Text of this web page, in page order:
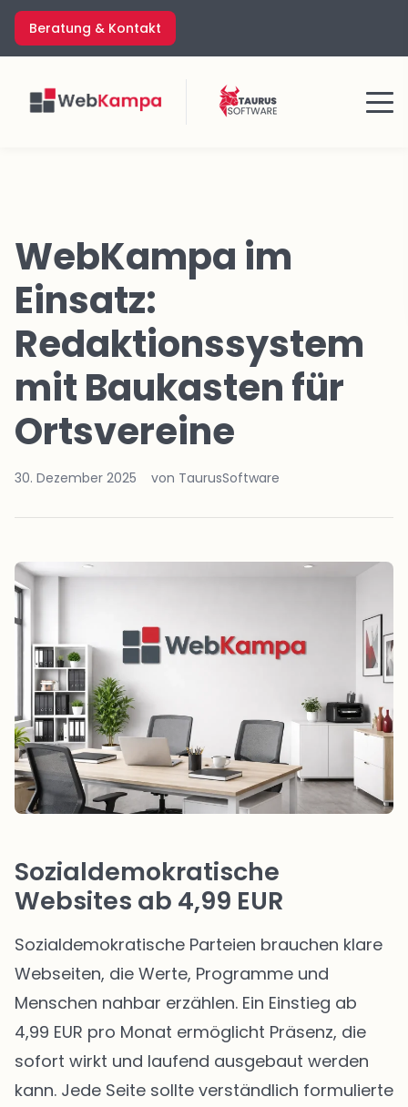
Zum
Inhalt
springen
Beratung & Kontakt
Menü
WebKampa im
Einsatz:
Redaktionssystem
mit Baukasten für
Ortsvereine
30. Dezember 2025 von TaurusSoftware
Sozialdemokratische
Websites ab 4,99 EUR
Sozialdemokratische Parteien brauchen klare
Webseiten, die Werte, Programme und
Menschen nahbar erzählen. Ein Einstieg ab
4,99 EUR pro Monat ermöglicht Präsenz, die
sofort wirkt und laufend ausgebaut werden
kann. Jede Seite sollte verständlich formulierte